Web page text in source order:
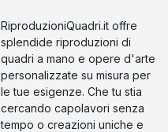
RiproduzioniQuadri.it offre
splendide riproduzioni di
quadri a mano e opere d'arte
personalizzate su misura per
le tue esigenze. Che tu stia
cercando capolavori senza
tempo o creazioni uniche e